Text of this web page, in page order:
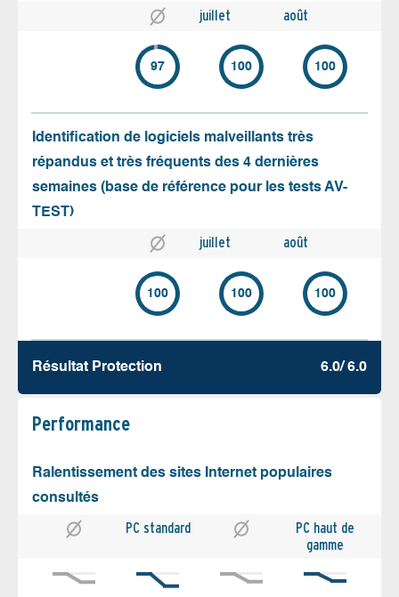
juillet août
97 100 100
Identification de logiciels malveillants très
répandus et très fréquents des 4 dernières
semaines (base de référence pour les tests AV-
TEST)
juillet août
100 100 100
Résultat Protection 6.0/ 6.0
Performance
Ralentissement des sites Internet populaires
consultés
PC standard
PC haut de
gamme